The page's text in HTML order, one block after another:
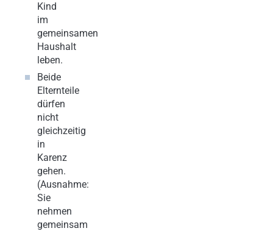
Kind
im
gemeinsamen
Haushalt
leben.
Beide
Elternteile
dürfen
nicht
gleichzeitig
in
Karenz
gehen.
(Ausnahme:
Sie
nehmen
gemeinsam